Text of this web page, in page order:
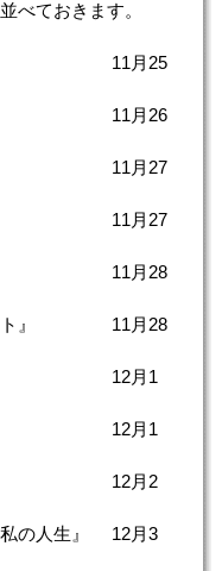
べておきます。
日』 11月25
よ』 11月26
う』 11月27
て』 11月27
女』 11月28
ント』 11月28
ン』 12月1
る』 12月1
い』 12月2
の人生』 12月3